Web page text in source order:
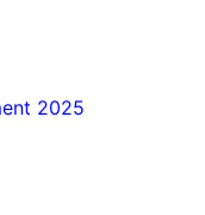
2025